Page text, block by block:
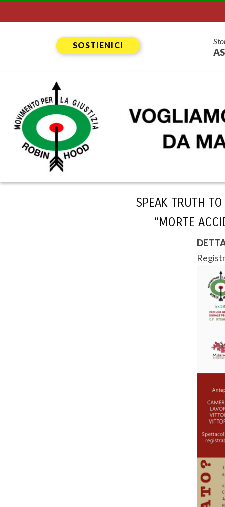
SOSTIENICI
SPEAK TRUTH
“MORTE